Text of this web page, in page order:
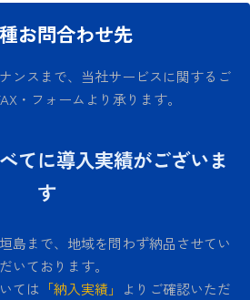
お問合わせ先
ンスまで、当社サービスに関するご
・フォームより承ります。
てに導入実績がございま
す
島まで、地域を問わず納品させてい
いております。
ては 「納入実績」
よりご確認いただ